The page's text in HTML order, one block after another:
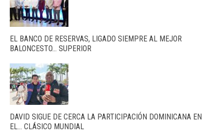
EL BANCO DE RESERVAS, LIGADO SIEMPRE AL MEJOR
BALONCESTO… SUPERIOR
DAVID SIGUE DE CERCA LA PARTICIPACIÓN DOMINICANA EN
EL… CLÁSICO MUNDIAL